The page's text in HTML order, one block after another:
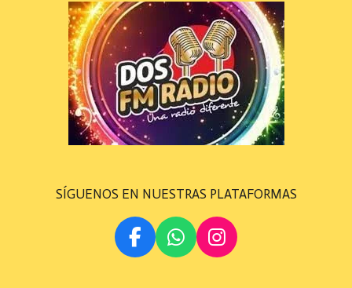
SÍGUENOS EN NUESTRAS PLATAFORMAS
F
A
W
H
I
N